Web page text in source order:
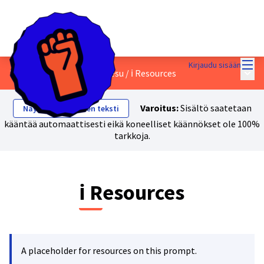
Kirjaudu sisään
3 - Vihreä ja sosiaalinen pesu / ℹ️ Resources
Näytä alkuperäinen teksti Varoitus:Sisältö saatetaan
kääntää automaattisesti eikä koneelliset käännökset ole 100%
tarkkoja.
ℹ️ Resources
A placeholder for resources on this prompt.